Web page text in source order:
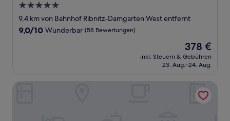
5.0-
Sterne-
Unterkunft
9,4 km von Bahnhof Ribnitz-Damgarten West entfernt
9.0
9,0/10 Wunderbar (58 Bewertungen)
Der
Preis
beträgt
378 €
inkl. Steuern & Gebühren
23. Aug.–24. Aug.